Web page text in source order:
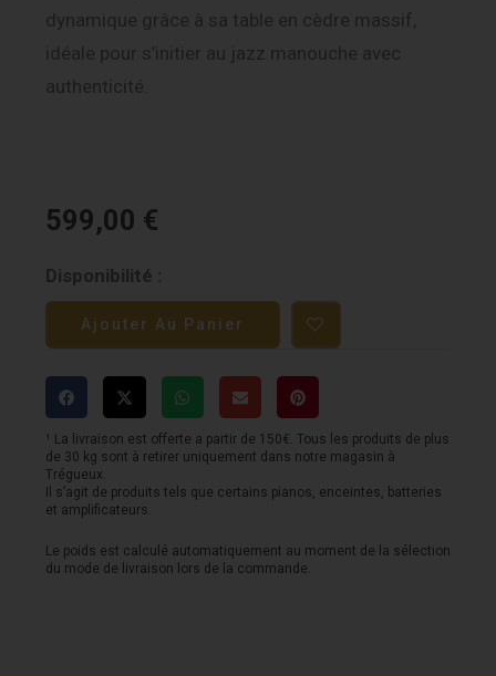
dynamique grâce à sa table en cèdre massif,
idéale pour s’initier au jazz manouche avec
authenticité.
599,00 €
Disponibilité :
quantité
de
Swing
LAG
SL100
Ajouter Au Panier
¹ La livraison est offerte a partir de 150€. Tous les produits de plus
de 30 kg sont à retirer uniquement dans notre magasin à
Trégueux.
Il s’agit de produits tels que certains pianos, enceintes, batteries
et amplificateurs.
Le poids est calculé automatiquement au moment de la sélection
du mode de livraison lors de la commande.